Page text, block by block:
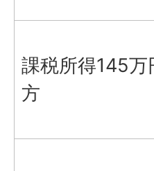
課税所得145万
方